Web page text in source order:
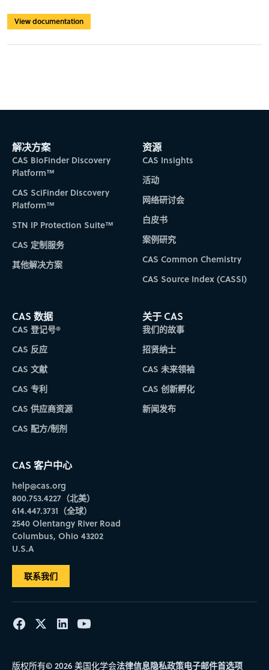
View documentation
解决方案
CAS BioFinder Discovery
Platform™
CAS SciFinder Discovery
Platform™
STN IP Protection Suite™
CAS 定制服务
其他解决方案
资源
CAS Insights
活动
网络研讨会
白皮书
案例研究
CAS Common Chemistry
CAS Source Index (CASSI)
CAS 数据
CAS 登记号®
CAS 反应
CAS 文献
CAS 专利
CAS 供应商资源
CAS 配方/制剂
关于 CAS
我们的故事
招贤纳士
CAS 未来领袖
CAS 创新孵化
新闻发布
CAS 客户中心
help@cas.org
800.753.4227（北美）
614.447.3731（全球）
2540 Olentangy River Road
Columbus, Ohio 43202
U.S.A
联系我们
版权所有© 2026 美国化学会法律信息隐私政策电子邮件首选项